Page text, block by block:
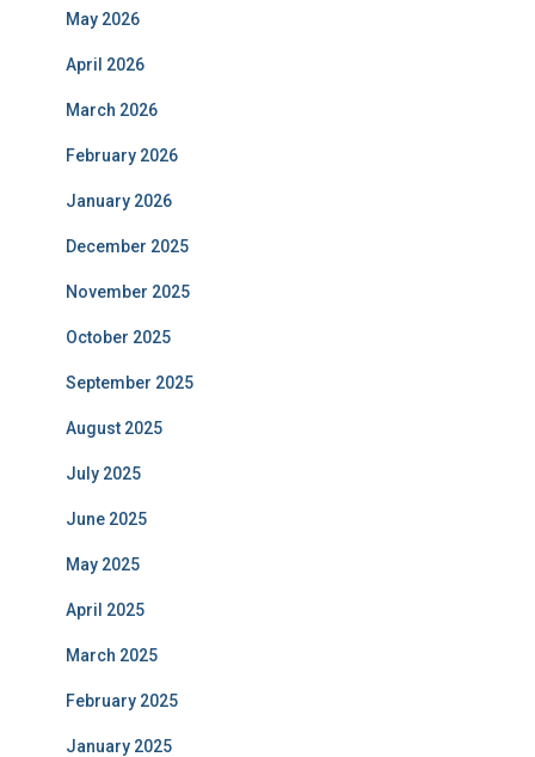
May 2026
April 2026
March 2026
February 2026
January 2026
December 2025
November 2025
October 2025
September 2025
August 2025
July 2025
June 2025
May 2025
April 2025
March 2025
February 2025
January 2025